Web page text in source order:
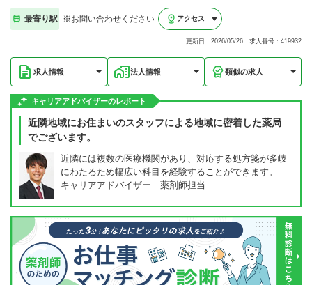
最寄り駅 ※お問い合わせください アクセス
更新日：2026/05/26 求人番号：419932
求人情報 法人情報 類似の求人
キャリアアドバイザーのレポート
近隣地域にお住まいのスタッフによる地域に密着した薬局
でございます。
近隣には複数の医療機関があり、対応する処方箋が多岐
にわたるため幅広い科目を経験することができます。
キャリアアドバイザー 薬剤師担当